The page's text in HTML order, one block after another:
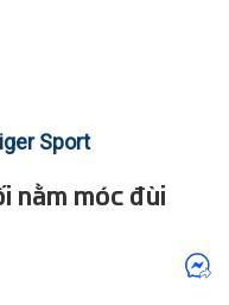
Sport
nằm móc đùi